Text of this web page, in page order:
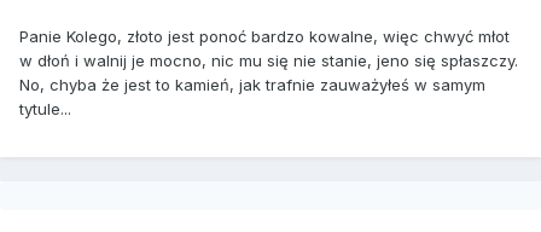
Panie Kolego, złoto jest ponoć bardzo kowalne, więc chwyć młot
w dłoń i walnij je mocno, nic mu się nie stanie, jeno się spłaszczy.
No, chyba że jest to kamień, jak trafnie zauważyłeś w samym
tytule...